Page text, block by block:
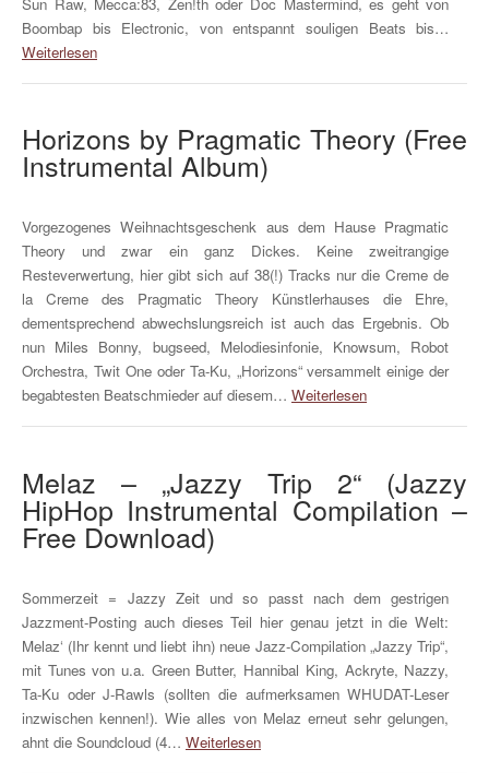
Boombap bis Electronic, von entspannt souligen Beats bis…
Weiterlesen
Horizons by Pragmatic Theory (Free
Instrumental Album)
Vorgezogenes Weihnachtsgeschenk aus dem Hause Pragmatic
Theory und zwar ein ganz Dickes. Keine zweitrangige
Resteverwertung, hier gibt sich auf 38(!) Tracks nur die Creme de
la Creme des Pragmatic Theory Künstlerhauses die Ehre,
dementsprechend abwechslungsreich ist auch das Ergebnis. Ob
nun Miles Bonny, bugseed, Melodiesinfonie, Knowsum, Robot
Orchestra, Twit One oder Ta-Ku, „Horizons“ versammelt einige der
begabtesten Beatschmieder auf diesem… Weiterlesen
Melaz – „Jazzy Trip 2“ (Jazzy
HipHop Instrumental Compilation –
Free Download)
Sommerzeit = Jazzy Zeit und so passt nach dem gestrigen
Jazzment-Posting auch dieses Teil hier genau jetzt in die Welt:
Melaz‘ (Ihr kennt und liebt ihn) neue Jazz-Compilation „Jazzy Trip“,
mit Tunes von u.a. Green Butter, Hannibal King, Ackryte, Nazzy,
Ta-Ku oder J-Rawls (sollten die aufmerksamen WHUDAT-Leser
inzwischen kennen!). Wie alles von Melaz erneut sehr gelungen,
ahnt die Soundcloud (4… Weiterlesen